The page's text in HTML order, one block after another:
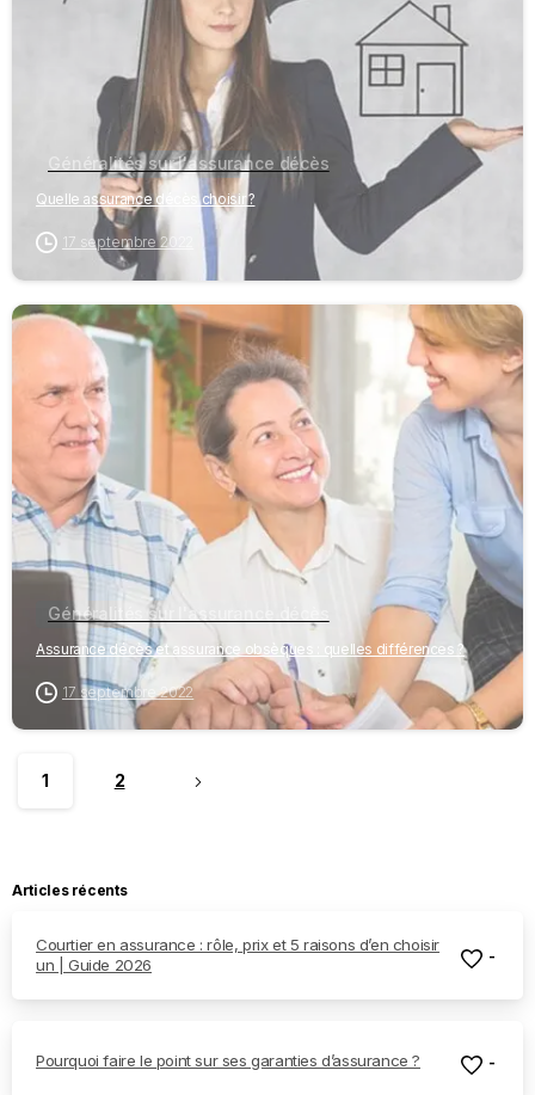
Généralités sur l'assurance décès
Quelle assurance décès choisir ?
17 septembre 2022
-
Généralités sur l'assurance décès
Assurance décès et assurance obsèques : quelles différences ?
17 septembre 2022
1 2
Articles récents
Courtier en assurance : rôle, prix et 5 raisons d’en choisir
un | Guide 2026
-
Pourquoi faire le point sur ses garanties d’assurance ? -